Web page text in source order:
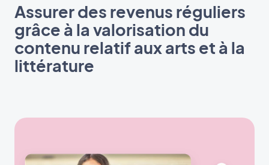
Assurer des revenus réguliers
grâce à la valorisation du
contenu relatif aux arts et à la
littérature